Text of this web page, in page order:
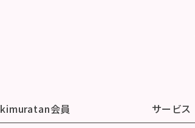
kimuratan会員 サービス